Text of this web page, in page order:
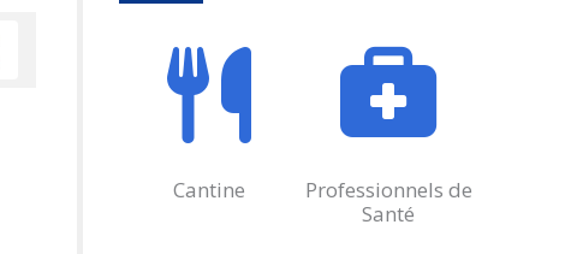
Cantine
Professionnels de
Santé